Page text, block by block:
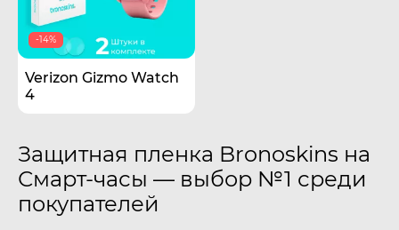
-14%
Verizon Gizmo Watch
4
Защитная пленка Bronoskins на
Смарт-часы — выбор №1 среди
покупателей